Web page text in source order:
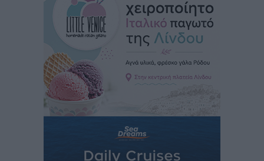
Κικίλιας: Μειώθηκαν κατά 34% οι μεταναστευτικές
ροές στα θαλάσσια σύνορα
πριν 4 ώρες
Κως: Γερμανός τουρίστας κέρδισε αποζημίωση 900
ευρώ επειδή δεν βρήκε ξαπλώστρες στις
οικογενειακές διακοπές του
Τοπικές Ειδήσεις• πριν 4 ώρες